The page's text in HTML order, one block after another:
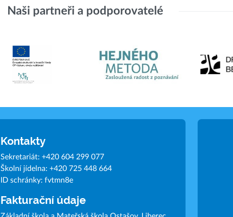
Naši partneři a podporovatelé
Kontakty
Sekretariát: +420 604 299 077
Školní jídelna: +420 725 448 664
ID schránky: fvtmn8e
Fakturační údaje